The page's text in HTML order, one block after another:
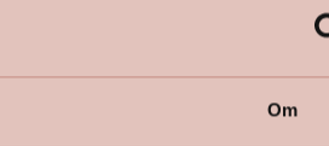
Om
Lägg i varukorgen